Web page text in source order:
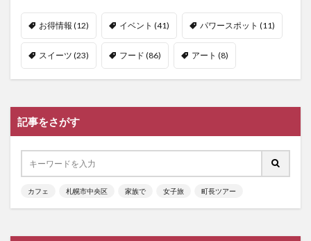
お得情報 (12) イベント (41) パワースポット (11)
スイーツ (23) フード (86) アート (8)
記事をさがす
カフェ 札幌市中央区 家族で 女子旅 町長ツアー